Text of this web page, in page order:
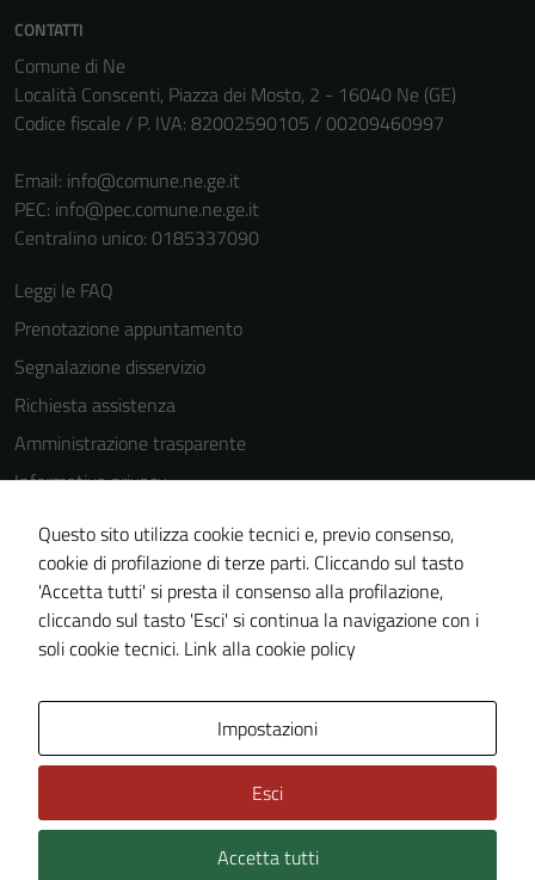
CONTATTI
Comune di Ne
Località Conscenti, Piazza dei Mosto, 2 - 16040 Ne (GE)
Codice fiscale / P. IVA: 82002590105 / 00209460997
Email: info@comune.ne.ge.it
PEC: info@pec.comune.ne.ge.it
Centralino unico: 0185337090
Leggi le FAQ
Prenotazione appuntamento
Segnalazione disservizio
Richiesta assistenza
Amministrazione trasparente
Informativa privacy
Cookie Policy
Note legali
Dichiarazione di accessibilità
Piano di miglioramento del sito
Technical Design s.r.l.
Questo sito utilizza cookie tecnici e, previo consenso,
cookie di profilazione di terze parti. Cliccando sul tasto
'Accetta tutti' si presta il consenso alla profilazione,
cliccando sul tasto 'Esci' si continua la navigazione con i
soli cookie tecnici. Link alla cookie policy
Impostazioni
Esci
Accetta tutti
Tecnici